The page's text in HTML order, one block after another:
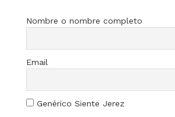
Nombre o nombre completo
Email
Genérico Siente Jerez